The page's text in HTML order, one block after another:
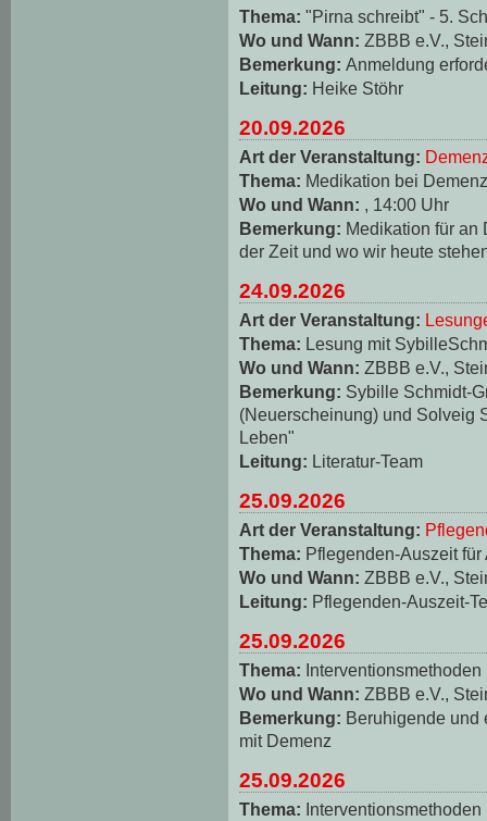
Thema: "Pirna schreibt" - 5.
Wo und Wann: ZBBB e.V.,
Bemerkung: Anmeldung
Leitung: Heike Stöhr
20.09.2026
Art der Veranstaltung:
Thema: Medikation bei Demenz
Wo und Wann:
, 14:00 Uhr
Bemerkung: Medikation für an
der Zeit und wo wir heute
24.09.2026
Art der Veranstaltung:
Thema: Lesung mit
Wo und Wann: ZBBB e.V.,
Bemerkung: Sybille Schmidt-
(Neuerscheinung) und Solveig
Leben"
Leitung: Literatur-Team
25.09.2026
Art der Veranstaltung:
Thema: Pflegenden-Auszeit
Wo und Wann: ZBBB e.V.,
Leitung: Pflegenden-Auszeit-
25.09.2026
Thema:
Wo und Wann: ZBBB e.V.,
Bemerkung: Beruhigende und
mit Demenz
25.09.2026
Thema: